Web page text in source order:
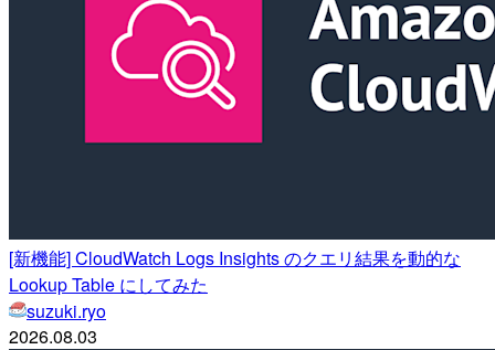
[新機能] CloudWatch Logs Insights のクエリ結果を動的な
Lookup Table にしてみた
suzuki.ryo
2026.08.03